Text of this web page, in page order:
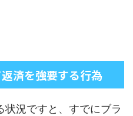
済を強要する行為
況ですと、すでにブラ